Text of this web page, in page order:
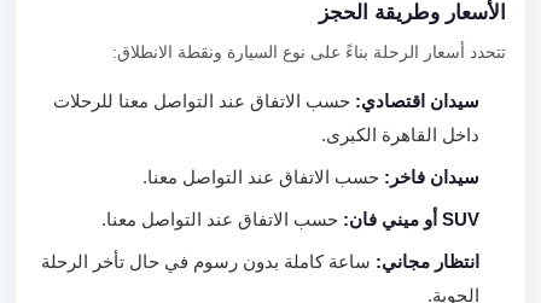
الأسعار وطريقة الحجز
تتحدد أسعار الرحلة بناءً على نوع السيارة ونقطة الانطلاق:
سيدان اقتصادي:حسب الاتفاق عند التواصل معنا للرحلات
داخل القاهرة الكبرى.
سيدان فاخر:حسب الاتفاق عند التواصل معنا.
SUV أو ميني فان: حسب الاتفاق عند التواصل معنا.
انتظار مجاني:ساعة كاملة بدون رسوم في حال تأخر الرحلة
الجوية.